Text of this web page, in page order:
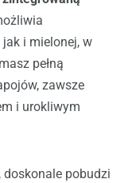
i mielonej, w
pełną
zawsze
i urokliwym
doskonale pobudzi